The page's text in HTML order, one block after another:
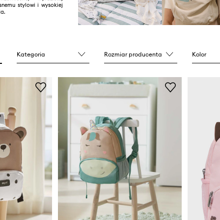
stylowi i wysokiej
Kategoria Rozmiar producenta Kolor